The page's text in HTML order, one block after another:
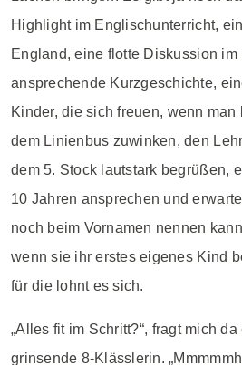
Highlight im Englischunterricht,
England, eine flotte Diskussion
ansprechende Kurzgeschichte,
Kinder, die sich freuen, wenn
dem Linienbus zuwinken, den
dem 5. Stock lautstark begrüßen,
10 Jahren ansprechen und
noch beim Vornamen nennen
wenn sie ihr erstes eigenes Kind
für die lohnt es sich.
„Alles fit im Schritt?“, fragt mich
grinsende 8-Klässlerin.